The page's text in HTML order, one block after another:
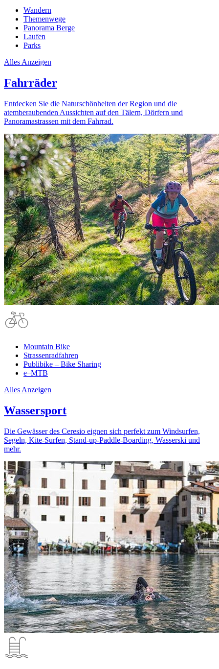
Wandern
Themenwege
Panorama Berge
Laufen
Parks
Alles Anzeigen
Fahrräder
Entdecken Sie die Naturschönheiten der Region und die
atemberaubenden Aussichten auf den Tälern, Dörfern und
Panoramastrassen mit dem Fahrrad.
Mountain Bike
Strassenradfahren
Publibike – Bike Sharing
e–MTB
Alles Anzeigen
Wassersport
Die Gewässer des Ceresio eignen sich perfekt zum Windsurfen,
Segeln, Kite-Surfen, Stand-up-Paddle-Boarding, Wasserski und
mehr.